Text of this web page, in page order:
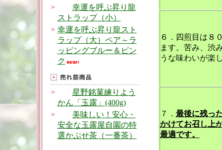
幸運を呼ぶ昇り龍
ストラップ（小）
幸運を呼ぶ昇り龍スト
ラップ（大）ペア～ラ
ッピングブルー＆ピン
ク
星野銘菓練りよう
かん「玉露」(400g)
美味しい！安心・
安全な玉露屋自園の特
選かぶせ茶（一番茶）
６．四煎目は８
ます。苦み、渋
うな味わいが楽
７． 最後に残っ
かけてお召し上
最適です。